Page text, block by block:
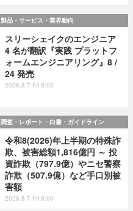
製品・サービス・業界動向
スリーシェイクのエンジニア
4 名が翻訳『実践 プラットフ
ォームエンジニアリング』8 /
24 発売
2026.8.7 Fri 8:00
調査・レポート・白書・ガイドライン
令和8(2026)年上半期の特殊詐
欺、被害総額1,816億円 ～ 投
資詐欺（797.9億）やニセ警察
詐欺（507.9億）など手口別被
害額
2026.8.7 Fri 8:00